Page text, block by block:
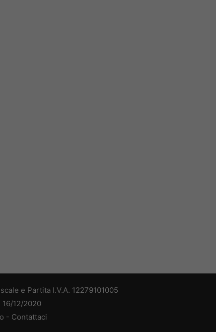
e Partita I.V.A. 12279101005
12/2020
- Contattaci